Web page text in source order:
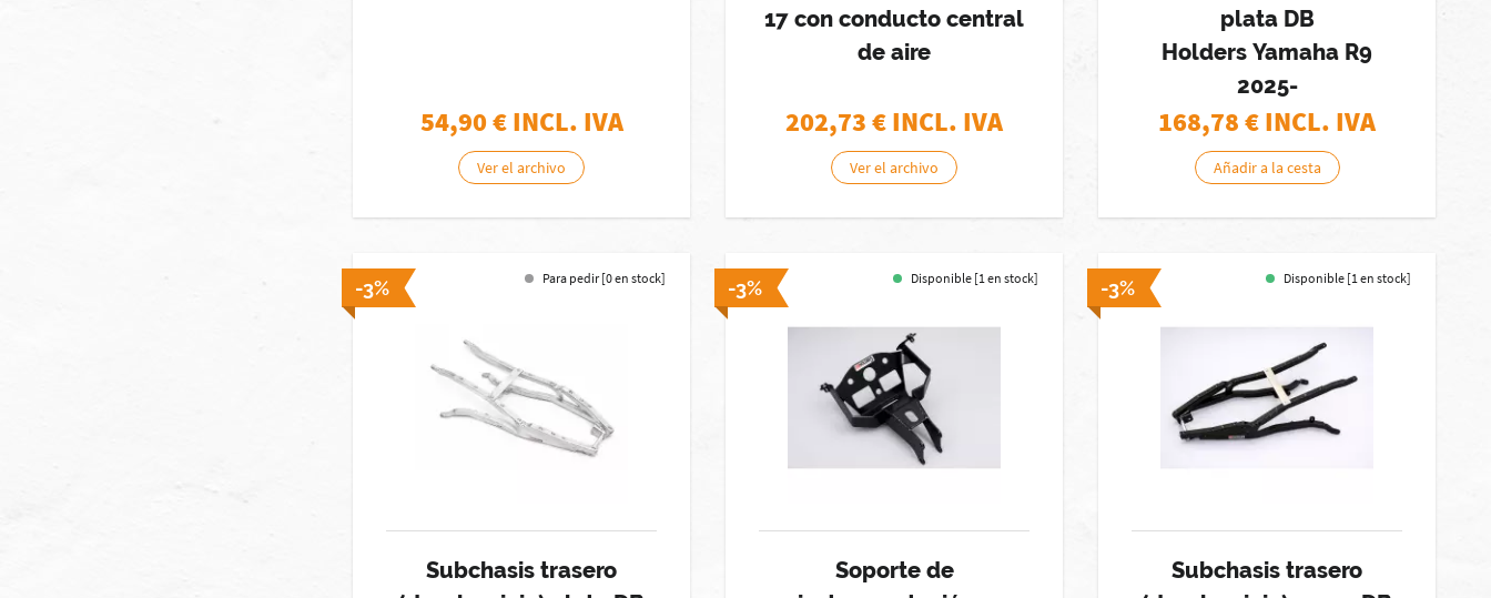
54,90€ INCL. IVA
Ver el archivo
17 con conducto central
de aire
202,73 € INCL. IVA
Ver el archivo
plata DB
Holders Yamaha R9
2025-
168,78 € INCL. IVA
Añadir a la cesta
-3% Para pedir [0 en stock]
Subchasis trasero
-3% Disponible [1 en stock]
Soporte de
-3% Disponible [1 en stock]
Subchasis trasero